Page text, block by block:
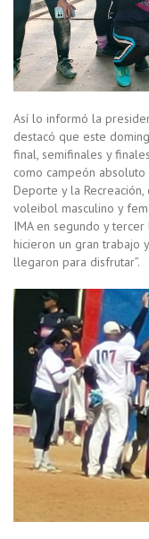
Así lo informó la
destacó que este
final, semifinales y
como campeón
Deporte y la
voleibol masculino y
IMA en segundo y
hicieron un gran trabajo
llegaron para disfrutar”.